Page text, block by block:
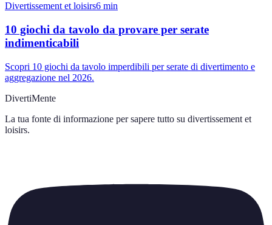
Divertissement et loisirs6 min
10 giochi da tavolo da provare per serate
indimenticabili
Scopri 10 giochi da tavolo imperdibili per serate di divertimento e
aggregazione nel 2026.
DivertiMente
La tua fonte di informazione per sapere tutto su divertissement et
loisirs.